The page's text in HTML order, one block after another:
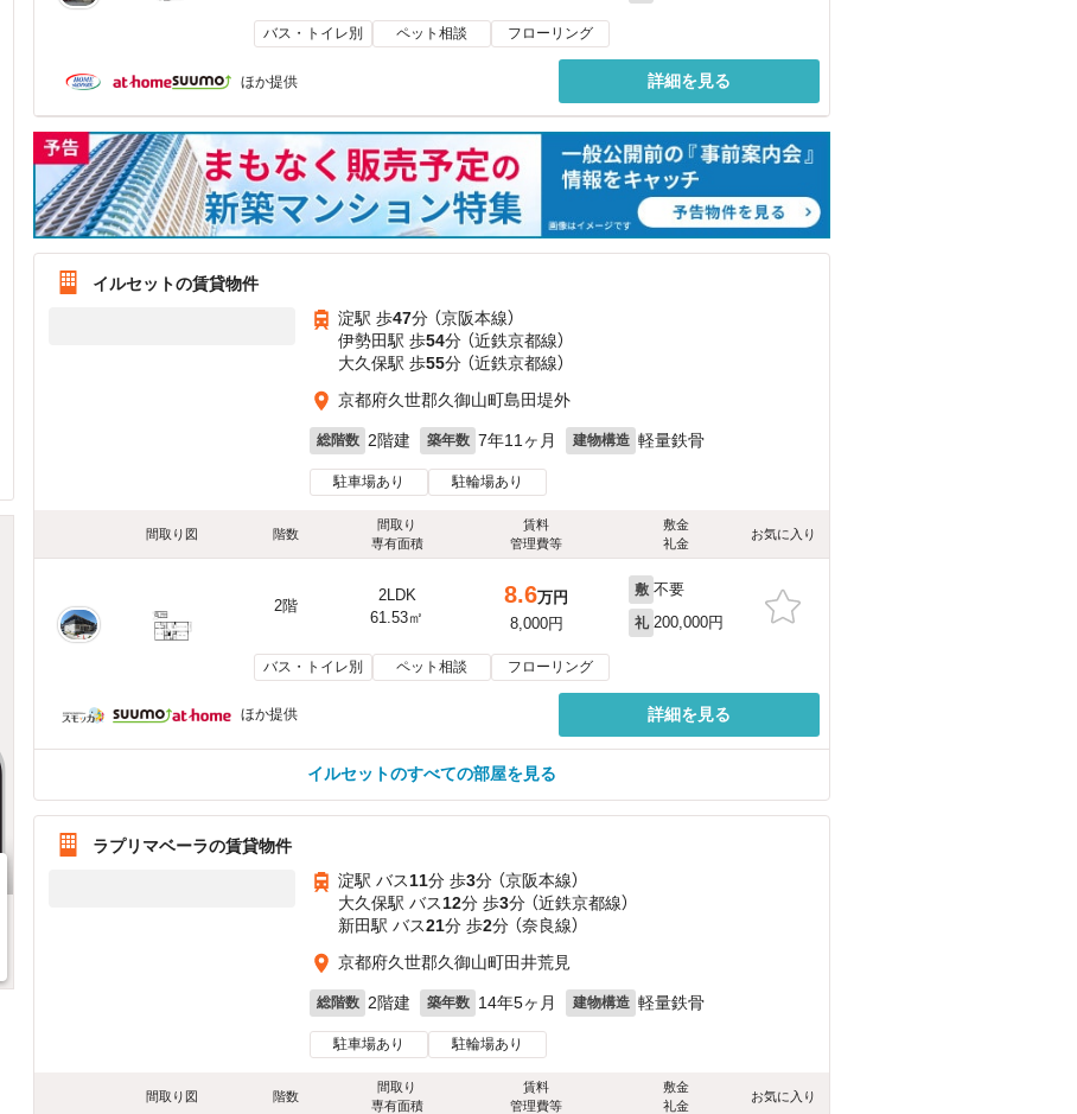
バス・トイレ別 ペット相談 フローリング
ほか提供 詳細を見る
イルセットの賃貸物件
淀駅 歩47分 （京阪本線）
伊勢田駅 歩54分 （近鉄京都線）
大久保駅 歩55分 （近鉄京都線）
京都府久世郡久御山町島田堤外
総階数 2階建 築年数 7年11ヶ月 建物構造 軽量鉄骨
駐車場あり 駐輪場あり
間取り図 階数
間取り
専有面積
賃料
管理費等
敷金
礼金
お気に入り
2階
2LDK
61.53㎡
8.6万円
8,000円
敷 不要
礼 200,000円
バス・トイレ別 ペット相談 フローリング
ほか提供 詳細を見る
イルセットのすべての部屋を見る
ラプリマベーラの賃貸物件
淀駅 バス11分 歩3分 （京阪本線）
大久保駅 バス12分 歩3分 （近鉄京都線）
新田駅 バス21分 歩2分 （奈良線）
京都府久世郡久御山町田井荒見
総階数 2階建 築年数 14年5ヶ月 建物構造 軽量鉄骨
駐車場あり 駐輪場あり
間取り図 階数
間取り
専有面積
賃料
管理費等
敷金
礼金
お気に入り